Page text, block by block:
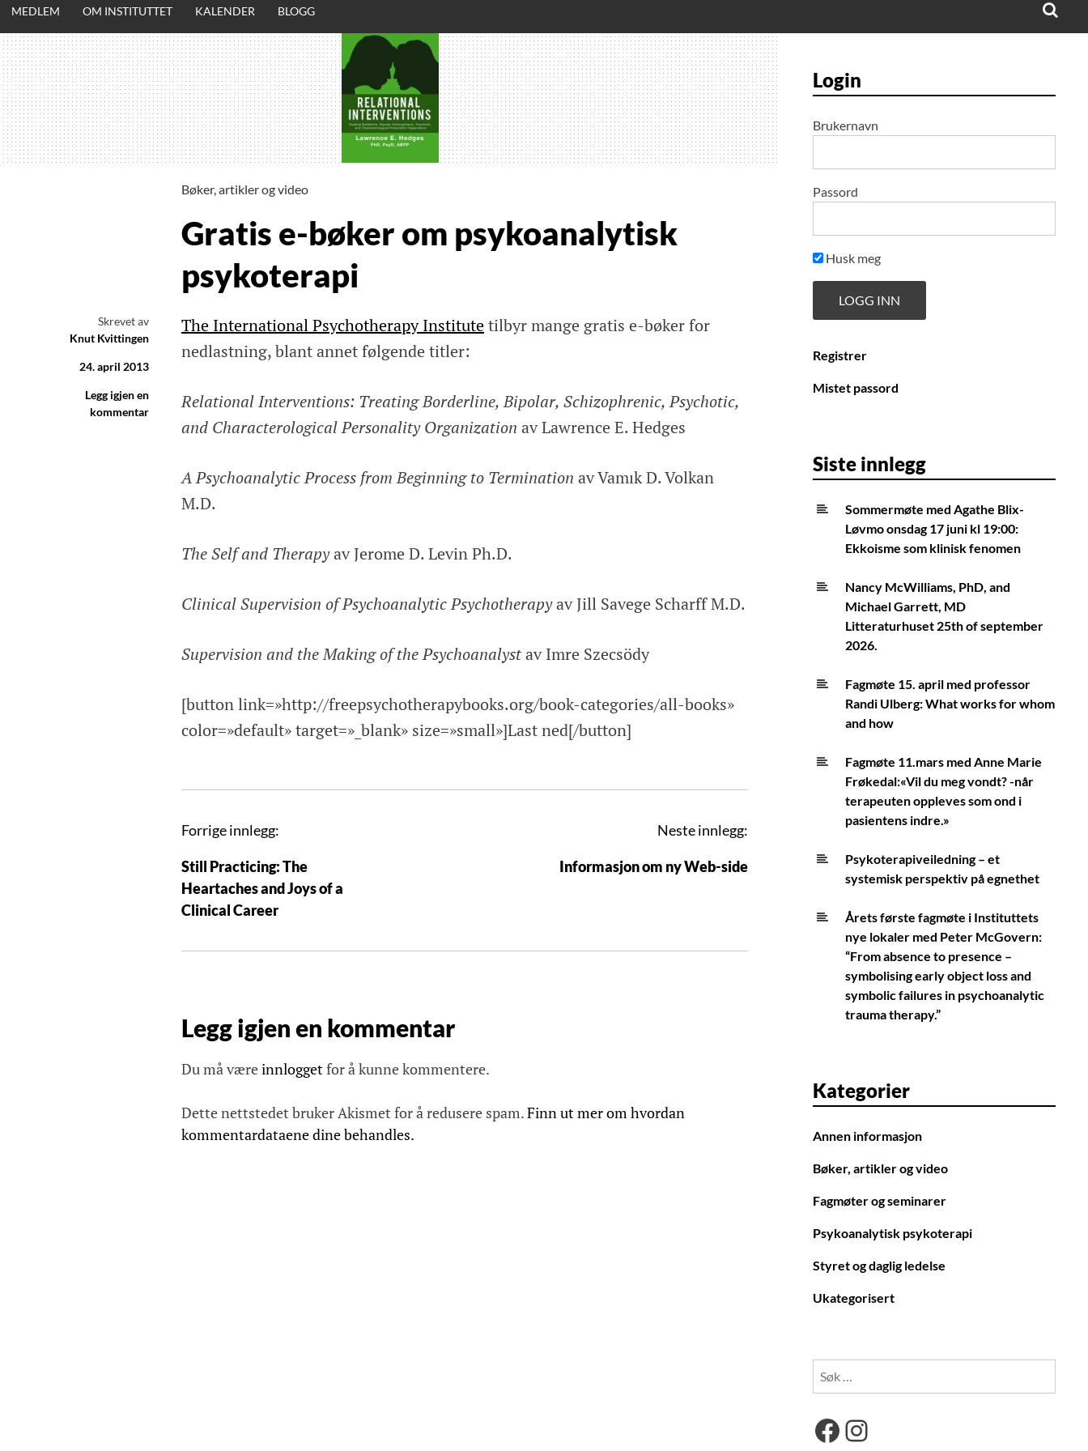
MEDLEM OM INSTITUTTET KALENDER BLOGG
Bøker, artikler og video
Gratis e-bøker om psykoanalytisk
psykoterapi
Skrevet av
Knut Kvittingen
24. april 2013
Legg igjen en
kommentar
The International Psychotherapy Institutetilbyr mange gratis e-bøker for
nedlastning, blant annet følgende titler:
Relational Interventions: Treating Borderline, Bipolar, Schizophrenic, Psychotic,
and Characterological Personality Organization av Lawrence E. Hedges
A Psychoanalytic Process from Beginning to Termination av Vamık D. Volkan
M.D.
The Self and Therapyav Jerome D. Levin Ph.D.
Clinical Supervision of Psychoanalytic Psychotherapyav Jill Savege Scharff M.D.
Supervision and the Making of the Psychoanalystav Imre Szecsödy
[button link=»http://freepsychotherapybooks.org/book-categories/all-books»
color=»default» target=»_blank» size=»small»]Last ned[/button]
I
n
l
e
a
i
a
s
Forrige innlegg:
Still Practicing: The
Heartaches and Joys of a
Clinical Career
Neste innlegg:
Informasjon om ny Web-side
Legg igjen en kommentar
Du må væreinnlogget for å kunne kommentere.
Dette nettstedet bruker Akismet for å redusere spam.Finn ut mer om hvordan
kommentardataene dine behandles.
Login
Brukernavn
Passord
Husk meg
Registrer
Mistet passord
Siste innlegg
Sommermøte med Agathe Blix-
Løvmo onsdag 17 juni kl 19:00:
Ekkoisme som klinisk fenomen
Nancy McWilliams, PhD, and
Michael Garrett, MD
Litteraturhuset 25th of september
2026.
Fagmøte 15. april med professor
Randi Ulberg: What works for whom
and how
Fagmøte 11.mars med Anne Marie
Frøkedal:«Vil du meg vondt? -når
terapeuten oppleves som ond i
pasientens indre.»
Psykoterapiveiledning – et
systemisk perspektiv på egnethet
Årets første fagmøte i Instituttets
nye lokaler med Peter McGovern:
“From absence to presence –
symbolising early object loss and
symbolic failures in psychoanalytic
trauma therapy.”
Kategorier
Annen informasjon
Bøker, artikler og video
Fagmøter og seminarer
Psykoanalytisk psykoterapi
Styret og daglig ledelse
Ukategorisert
etter:
Facebook
Instagram